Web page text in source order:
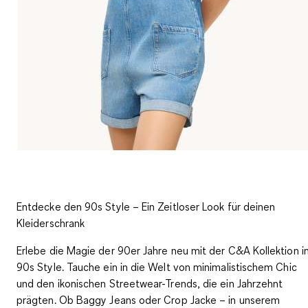
Entdecke den 90s Style – Ein Zeitloser Look für deinen
Kleiderschrank
Erlebe die Magie der 90er Jahre neu mit der C&A Kollektion
90s Style. Tauche ein in die Welt von minimalistischem Chic
und den ikonischen Streetwear-Trends, die ein Jahrzehnt
prägten. Ob Baggy Jeans oder Crop Jacke – in unserem